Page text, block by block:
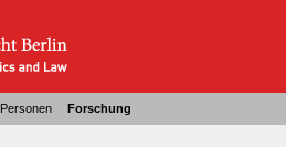
Personen Forschung